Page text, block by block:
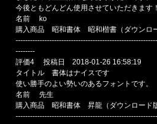
今後ともどんどん使用させていただきます！
名前 ko
購入商品 昭和書体 昭和楷書（ダウンロ
--------
評価4 投稿日 2018-01-26 16:58:19
タイトル 書体はナイスです
使い勝手のよい勢いのあるフォントです。
名前 先生
購入商品 昭和書体 昇龍（ダウンロー